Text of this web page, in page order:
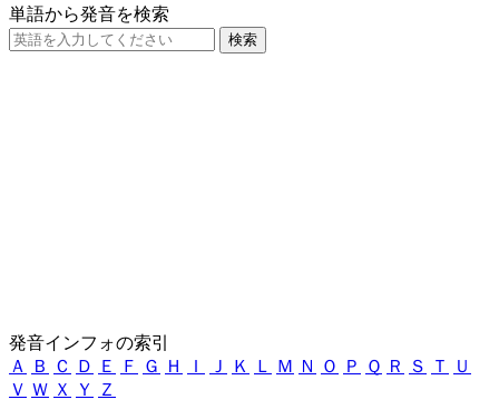
単語から発音を検索
発音インフォの索引
Ａ
Ｂ Ｃ Ｄ Ｅ Ｆ Ｇ Ｈ Ｉ Ｊ Ｋ Ｌ Ｍ Ｎ Ｏ Ｐ Ｑ Ｒ Ｓ Ｔ
Ｕ
Ｖ Ｗ Ｘ Ｙ Ｚ